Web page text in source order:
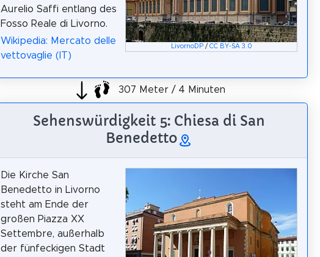
LivornoDP/ CC BY-SA 3.0
Aurelio Saffi entlang des
Fosso Reale di Livorno.
Wikipedia: Mercato delle
vettovaglie (IT)
307 Meter / 4 Minuten
Sehenswürdigkeit 5: Chiesa di San
Benedetto
Die Kirche San
Benedetto in Livorno
steht am Ende der
großen Piazza XX
Settembre, außerhalb
der fünfeckigen Stadt